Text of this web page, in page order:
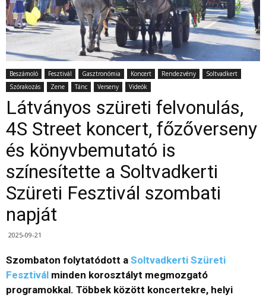
Beszámoló Fesztivál Gasztronómia Koncert Rendezvény
Soltvadkert
Szórakozás
Zene Tánc Verseny Videók
Látványos szüreti felvonulás,
4S Street koncert, főzőverseny
és könyvbemutató is
színesítette a Soltvadkerti
Szüreti Fesztivál szombati
napját
2025-09-21
Szombaton folytatódott a Soltvadkerti Szüreti
Fesztivál minden korosztályt megmozgató
programokkal. Többek között koncertekre, helyi